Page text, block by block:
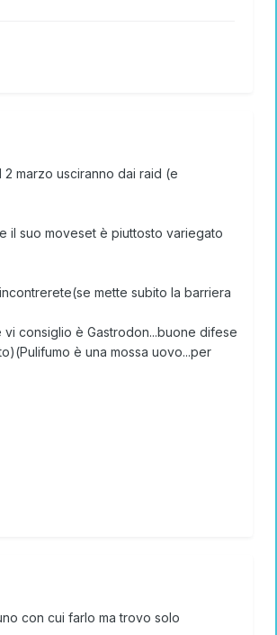
marzo usciranno dai raid (e
il suo moveset è piuttosto variegato
mette subito la barriera
consiglio è Gastrodon...buone difese
è una mossa uovo...per
con cui farlo ma trovo solo